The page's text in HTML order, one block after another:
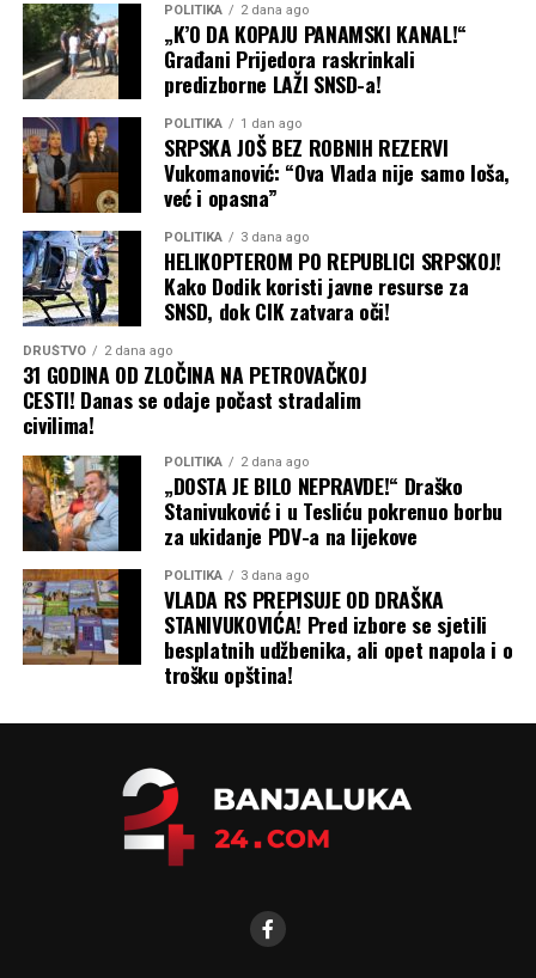
POLITIKA 2 dana ago
„K’O DA KOPAJU PANAMSKI KANAL!“
Građani Prijedora raskrinkali
predizborne LAŽI SNSD-a!
POLITIKA 1 dan ago
SRPSKA JOŠ BEZ ROBNIH REZERVI
Vukomanović: “Ova Vlada nije samo loša,
već i opasna”
POLITIKA 3 dana ago
HELIKOPTEROM PO REPUBLICI SRPSKOJ!
Kako Dodik koristi javne resurse za
SNSD, dok CIK zatvara oči!
DRUŠTVO 2 dana ago
31 GODINA OD ZLOČINA NA PETROVAČKOJ
CESTI! Danas se odaje počast stradalim
civilima!
POLITIKA 2 dana ago
„DOSTA JE BILO NEPRAVDE!“ Draško
Stanivuković i u Tesliću pokrenuo borbu
za ukidanje PDV-a na lijekove
POLITIKA 3 dana ago
VLADA RS PREPISUJE OD DRAŠKA
STANIVUKOVIĆA! Pred izbore se sjetili
besplatnih udžbenika, ali opet napola i o
trošku opština!